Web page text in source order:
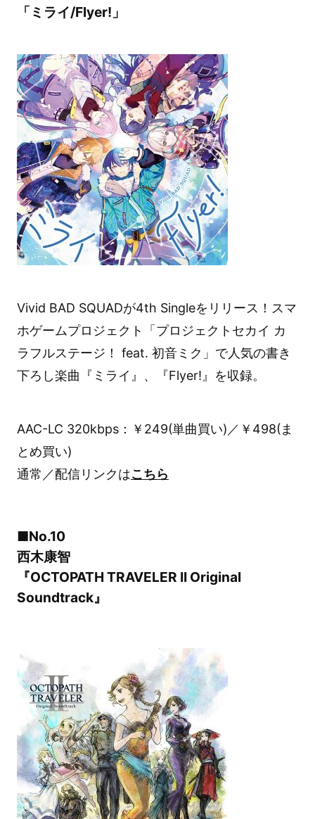
「ミライ/Flyer!」
Vivid BAD SQUADが4th Singleをリリース！スマ
ホゲームプロジェクト「プロジェクトセカイ カ
ラフルステージ！ feat. 初音ミク」で人気の書き
下ろし楽曲『ミライ』、『Flyer!』を収録。
AAC-LC 320kbps：￥249(単曲買い)／￥498(ま
とめ買い)
通常／配信リンクはこちら
■No.10
西木康智
『OCTOPATH TRAVELER II Original
Soundtrack』